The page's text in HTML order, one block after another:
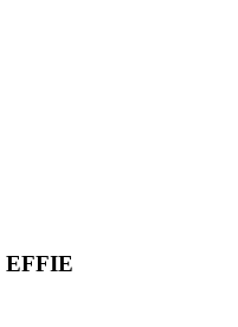
EFFIE